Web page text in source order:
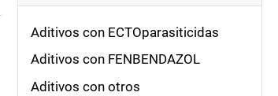
Aditivos con ECTOparasiticidas
Aditivos con FENBENDAZOL
Aditivos con otros